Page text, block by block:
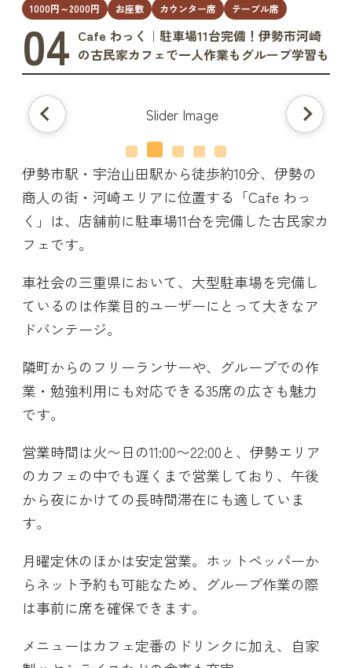
1000円～2000円 お座敷 カウンター席 テーブル席
04 Cafe わっく｜駐車場11台完備！伊勢市河崎
の古民家カフェで一人作業もグループ学習も
伊勢市駅・宇治山田駅から徒歩約10分、伊勢の
商人の街・河崎エリアに位置する「Cafe わっ
く」は、店舗前に駐車場11台を完備した古民家カ
フェです。
車社会の三重県において、大型駐車場を完備し
ているのは作業目的ユーザーにとって大きなア
ドバンテージ。
隣町からのフリーランサーや、グループでの作
業・勉強利用にも対応できる35席の広さも魅力
です。
営業時間は火〜日の11:00〜22:00と、伊勢エリア
のカフェの中でも遅くまで営業しており、午後
から夜にかけての長時間滞在にも適していま
す。
月曜定休のほかは安定営業。ホットペッパーか
らネット予約も可能なため、グループ作業の際
は事前に席を確保できます。
メニューはカフェ定番のドリンクに加え、自家